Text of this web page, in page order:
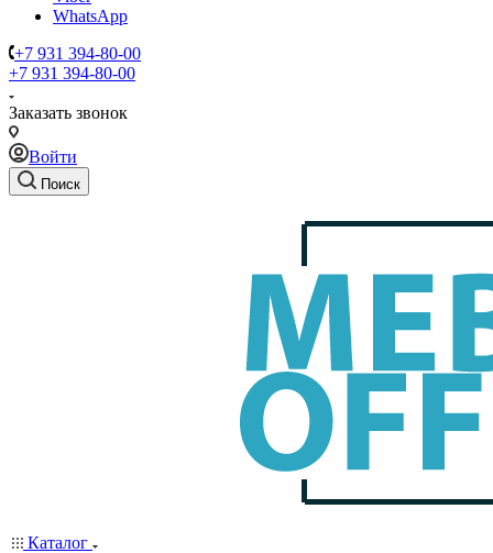
WhatsApp
+7 931 394-80-00
+7 931 394-80-00
Заказать звонок
Войти
Поиск
Каталог